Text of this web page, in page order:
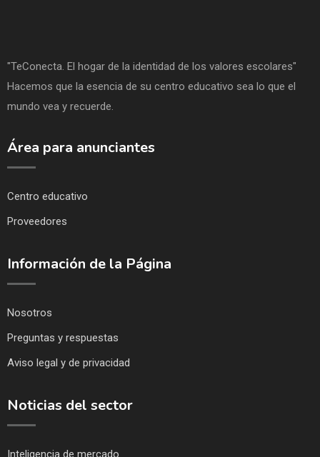
"TeConecta. El hogar de la identidad de los valores escolares"
Hacemos que la esencia de su centro educativo sea lo que el
mundo vea y recuerde.
Área para anunciantes
Centro educativo
Proveedores
Información de la Página
Nosotros
Preguntas y respuestas
Aviso legal y de privacidad
Noticias del sector
Inteligencia de mercado